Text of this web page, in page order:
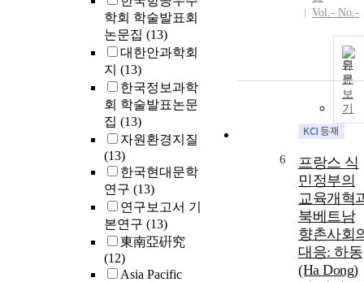
학회 학술발표회
논문집 (13)
대한안과학회
지 (13)
한국정보과학
회 학술발표논문
집 (13)
자원환경지질
(13)
한국현대문학
연구 (13)
연구보고서 기
본연구 (13)
東南亞硏究
(12)
Asia Pacific
Vol.- No.-
원
문
보
기
6
프랑스 식
민정부의
교육개혁
북베트남
향촌사회
대응: 하동
(Ha Dong)